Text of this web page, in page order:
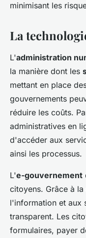
minimisant les
La
L'administration
la manière dont les
mettant en place
gouvernements
réduire les coûts.
administratives en
d'accéder aux
ainsi les processus.
L'e-gouvernement
citoyens. Grâce à
l'information et aux
transparent. Les
formulaires, payer